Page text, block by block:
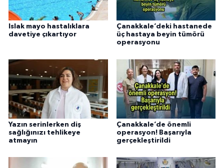
Islak mayo hastalıklara
davetiye çıkartıyor
Çanakkale’deki hastanede
üç hastaya beyin tümörü
operasyonu
Yazın serinlerken diş
sağlığınızı tehlikeye
atmayın
Çanakkale’de önemli
operasyon! Başarıyla
gerçekleştirildi